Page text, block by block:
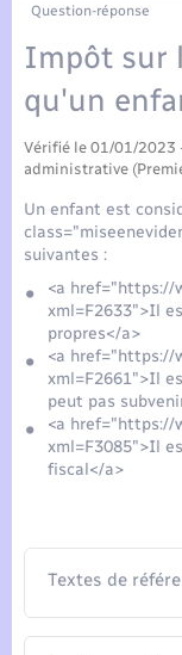
Publications
La
Organisation
Sécurité -
Transports
Voirie et
Question-réponse
Impôt sur
qu'un
Vérifié le 01/01/2023
administrative
Un enfant est
suivantes :
<a href="https://
xml=F2633">Il
propres</a>
<a href="https://
xml=F2661">Il
peut pas
<a href="https://
xml=F3085">Il
fiscal</a>
Textes de